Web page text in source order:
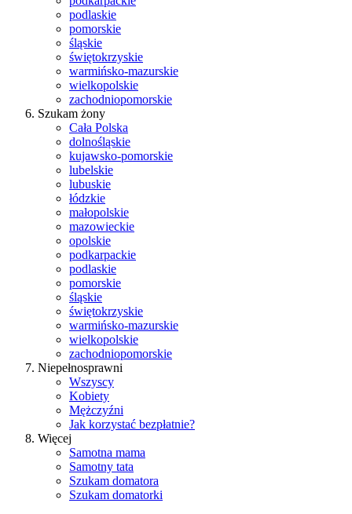
podlaskie
pomorskie
śląskie
świętokrzyskie
warmińsko-mazurskie
wielkopolskie
zachodniopomorskie
Szukam żony
Cała Polska
dolnośląskie
kujawsko-pomorskie
lubelskie
lubuskie
łódzkie
małopolskie
mazowieckie
opolskie
podkarpackie
podlaskie
pomorskie
śląskie
świętokrzyskie
warmińsko-mazurskie
wielkopolskie
zachodniopomorskie
Niepełnosprawni
Wszyscy
Kobiety
Mężczyźni
Jak korzystać bezpłatnie?
Więcej
Samotna mama
Samotny tata
Szukam domatora
Szukam domatorki